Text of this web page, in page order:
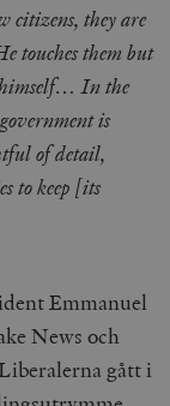
citizens, they are
touches them but
himself… In the
is
of detail,
to keep [its
Emmanuel
News och
gått i